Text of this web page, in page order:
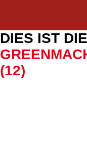
DIES IST
(12)